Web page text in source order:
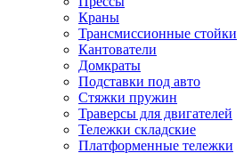
Краны
Трансмиссионные стойки
Кантователи
Домкраты
Подставки под авто
Стяжки пружин
Траверсы для двигателей
Тележки складские
Платформенные тележки